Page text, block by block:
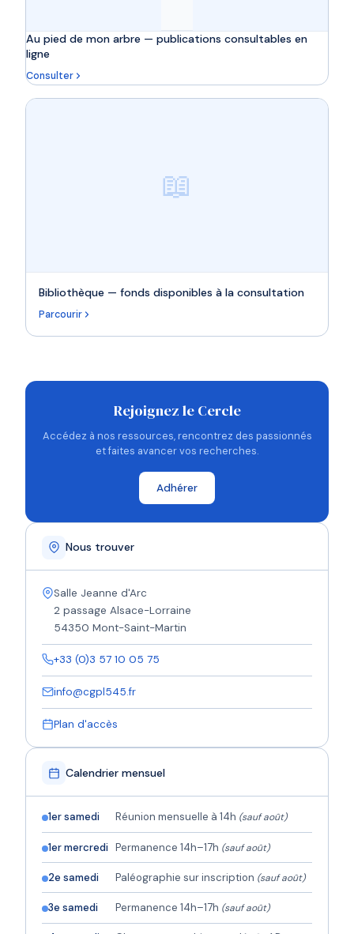
Au pied de mon arbre — publications consultables en
ligne
Consulter
📖
Bibliothèque — fonds disponibles à la consultation
Parcourir
Rejoignez le Cercle
Accédez à nos ressources, rencontrez des passionnés
et faites avancer vos recherches.
Adhérer
Nous trouver
Salle Jeanne d'Arc
2 passage Alsace-Lorraine
54350 Mont-Saint-Martin
+33 (0)3 57 10 05 75
info@cgpl545.fr
Plan d'accès
Calendrier mensuel
1er samedi Réunion mensuelle à 14h (sauf août)
1er mercredi Permanence 14h–17h (sauf août)
2e samedi Paléographie sur inscription (sauf août)
3e samedi Permanence 14h–17h (sauf août)